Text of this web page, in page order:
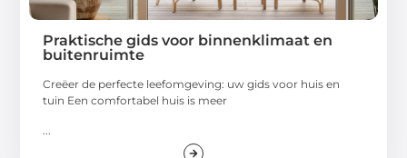
Praktische gids voor binnenklimaat en
buitenruimte
Creëer de perfecte leefomgeving: uw gids voor huis en
tuin Een comfortabel huis is meer